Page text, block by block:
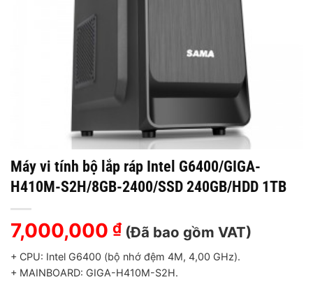
Máy vi tính bộ lắp ráp Intel G6400/GIGA-
H410M-S2H/8GB-2400/SSD 240GB/HDD 1TB
7,000,000 ₫ (Đã bao gồm VAT)
+ CPU: Intel G6400 (bộ nhớ đệm 4M, 4,00 GHz).
+ MAINBOARD: GIGA-H410M-S2H.